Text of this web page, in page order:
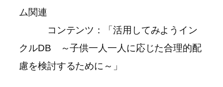
ム関連
コンテンツ：「活用してみようイン
クルDB ～子供一人一人に応じた合理的配
慮を検討するために～」